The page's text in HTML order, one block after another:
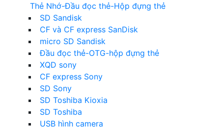
Thẻ Nhớ-Đầu đọc thẻ-Hộp đựng thẻ
SD Sandisk
CF và CF express SanDisk
micro SD Sandisk
Đầu đọc thẻ-OTG-hộp đựng thẻ
XQD sony
CF express Sony
SD Sony
SD Toshiba Kioxia
SD Toshiba
USB hình camera